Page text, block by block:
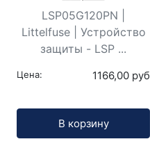
LSP05G120PN |
Littelfuse | Устройство
защиты - LSP ...
Цена: 1166,00 руб
В корзину